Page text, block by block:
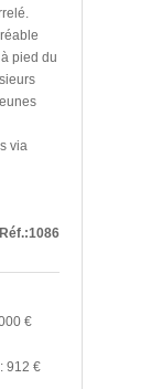
pied du
via
Réf.:1086
€
912 €